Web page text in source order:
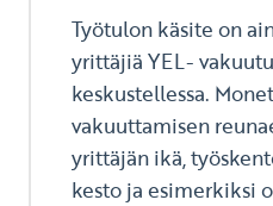
Työtulon käsite on
yrittäjiä YEL-
keskustellessa.
vakuuttamisen
yrittäjän ikä,
kesto ja esimerkiksi